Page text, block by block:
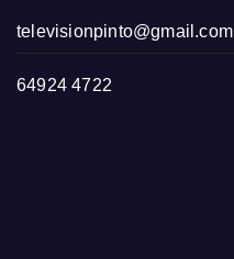
televisionpinto@gmail.com
64924 4722